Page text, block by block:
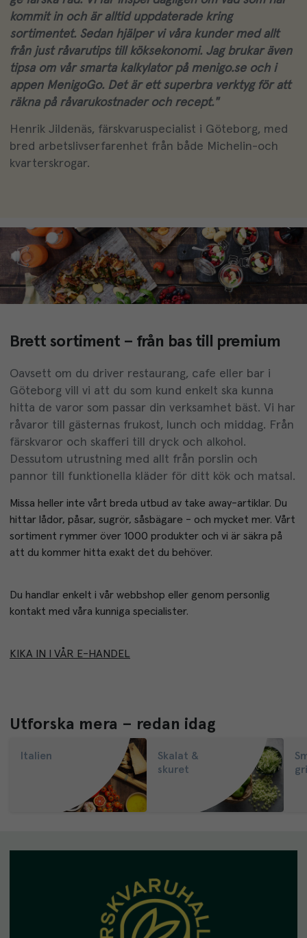
kommit in och är alltid uppdaterade kring
sortimentet. Sedan hjälper vi våra kunder med allt
från just råvarutips till köksekonomi. Jag brukar även
tipsa om vår smarta kalkylator på menigo.se och i
appen MenigoGo. Det är ett superbra verktyg för att
räkna på råvarukostnader och recept."
Henrik Jildenäs, färskvaruspecialist i Göteborg, med
bred arbetslivserfarenhet från både Michelin-och
kvarterskrogar.
Brett sortiment – från bas till premium
Oavsett om du driver restaurang, cafe eller bar i
Göteborg vill vi att du som kund enkelt ska kunna
hitta de varor som passar din verksamhet bäst. Vi har
råvaror till gästernas frukost, lunch och middag. Från
färskvaror och skafferi till dryck och alkohol.
Dessutom utrustning med allt från porslin och
pannor till funktionella kläder för ditt kök och matsal.
Missa heller inte vårt breda utbud av take away-artiklar. Du
hittar lådor, påsar, sugrör, såsbägare - och mycket mer. Vårt
sortiment rymmer över 1000 produkter och vi är säkra på
att du kommer hitta exakt det du behöver.
Du handlar enkelt i vår webbshop eller genom personlig
kontakt med våra kunniga specialister.
KIKA IN I VÅR E-HANDEL
Utforska mera – redan idag
Italien
Skalat &
skuret